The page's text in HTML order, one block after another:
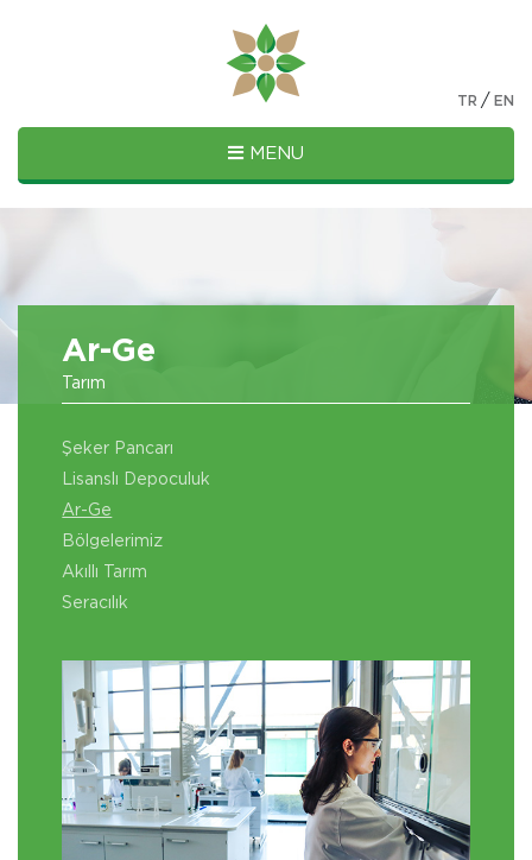
MENU
TR / EN
Ar-Ge
Tarım
Şeker Pancarı
Lisanslı Depoculuk
Ar-Ge
Bölgelerimiz
Akıllı Tarım
Seracılık